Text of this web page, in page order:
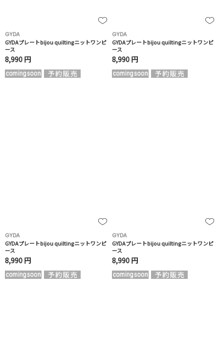
GYDA
GYDAプレートbijou quiltingニットワンピ
ース
8,990 円
GYDA
GYDAプレートbijou quiltingニットワンピ
ース
8,990 円
GYDA
GYDAプレートbijou quiltingニットワンピ
ース
8,990 円
GYDA
GYDAプレートbijou quiltingニットワンピ
ース
8,990 円